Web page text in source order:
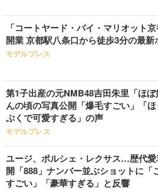
「コートヤード・バイ・マリオット
開業 京都駅八条口から徒歩3分の最新
モデルプレス
第1子出産の元NMB48吉田朱里「ほ
んの頃の写真公開「爆毛すごい」「ほ
ぷくで可愛すぎる」の声
モデルプレス
ユージ、ポルシェ・レクサス…歴代
開「888」ナンバー並ぶショットに「
すごい」「豪華すぎる」と反響